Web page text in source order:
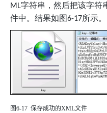
ML字符串，然后把该字符
件中。结果如图6-17所示。
图6-17 保存成功的XML文件